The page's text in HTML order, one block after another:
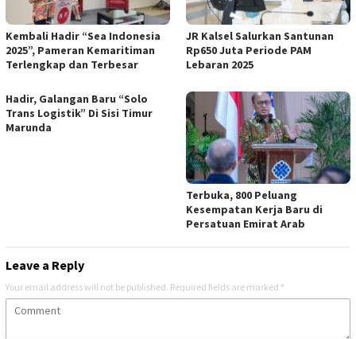
Kembali Hadir “Sea Indonesia
2025”, Pameran Kemaritiman
Terlengkap dan Terbesar
JR Kalsel Salurkan Santunan
Rp650 Juta Periode PAM
Lebaran 2025
Hadir, Galangan Baru “Solo
Trans Logistik” Di Sisi Timur
Marunda
Terbuka, 800 Peluang
Kesempatan Kerja Baru di
Persatuan Emirat Arab
Leave a Reply
Your email address will not be published. Required fields are marked *